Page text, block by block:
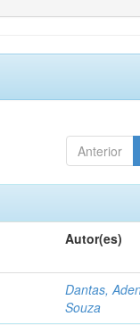
Anterior
Autor(es)
Dantas,
Souza